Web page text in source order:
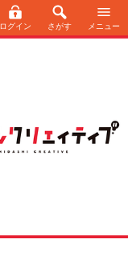
ログイン さがす メニュー